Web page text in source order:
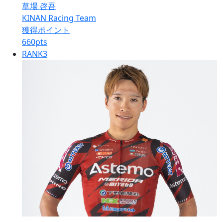
草場 啓吾
KINAN Racing Team
獲得ポイント
660pts
RANK3